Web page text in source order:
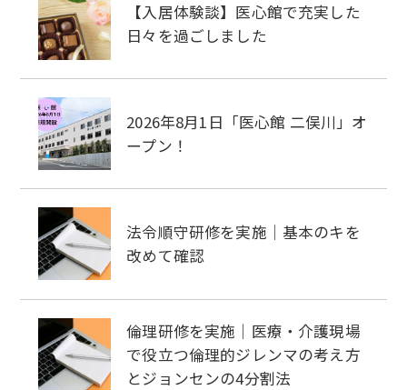
【入居体験談】医心館で充実した
日々を過ごしました
2026年8月1日「医心館 二俣川」オ
ープン！
法令順守研修を実施｜基本のキを
改めて確認
倫理研修を実施｜医療・介護現場
で役立つ倫理的ジレンマの考え方
とジョンセンの4分割法